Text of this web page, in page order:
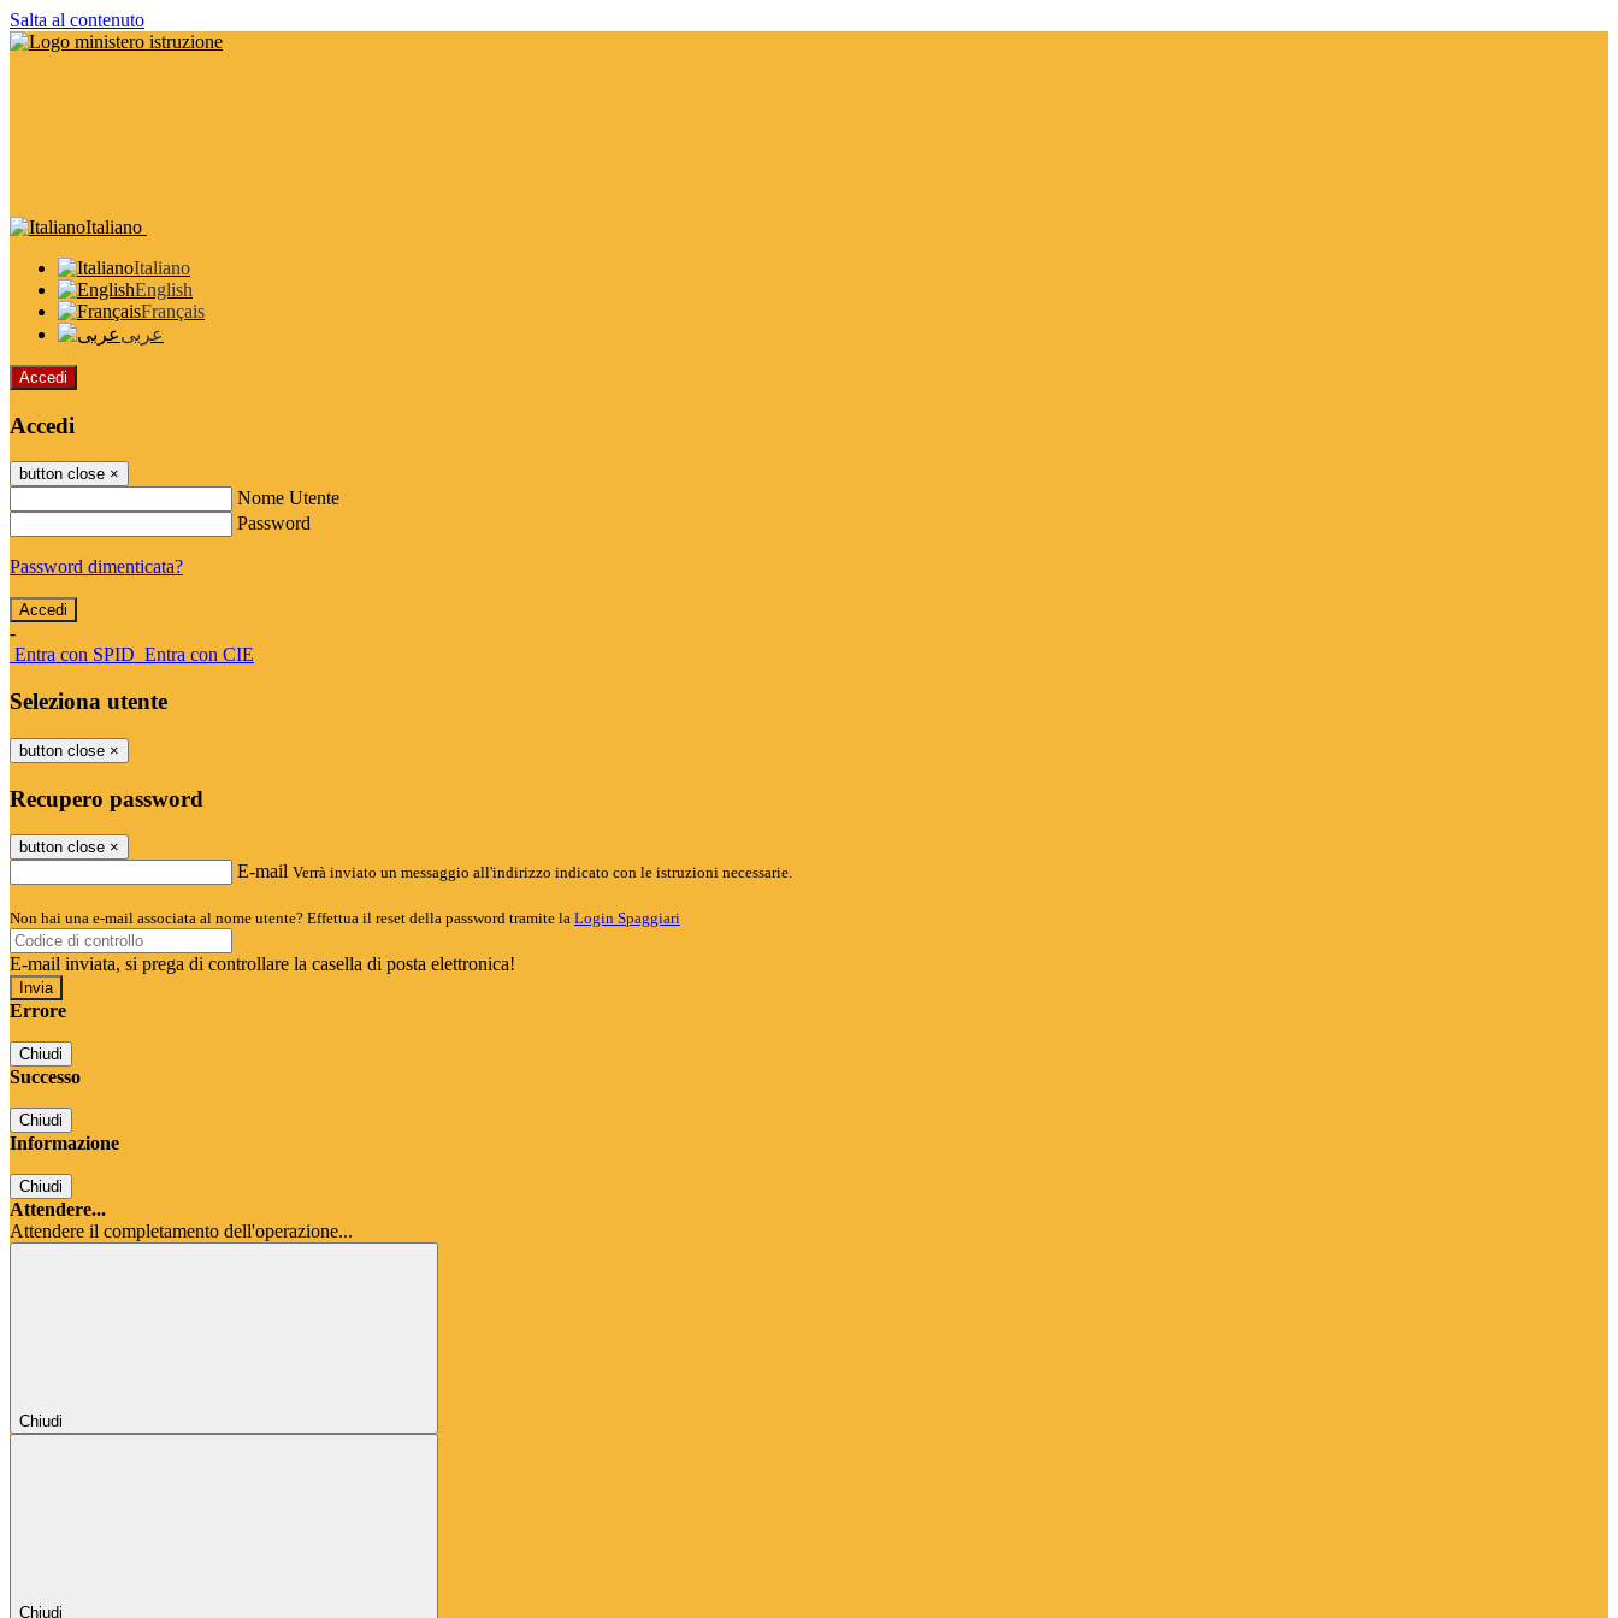
Salta al contenuto
Italiano
Italiano
English
Français
عربى
Accedi
Accedi
button close ×
Nome Utente
Password
Password dimenticata?
-
Entra con SPID Entra con CIE
Seleziona utente
button close ×
Recupero password
button close ×
E-mail Verrà inviato un messaggio all'indirizzo indicato con le istruzioni necessarie.
Non hai una e-mail associata al nome utente? Effettua il reset della password tramite la Login Spaggiari
E-mail inviata, si prega di controllare la casella di posta elettronica!
Errore
Chiudi
Successo
Chiudi
Informazione
Chiudi
Attendere...
Attendere il completamento dell'operazione...
Chiudi
Chiudi